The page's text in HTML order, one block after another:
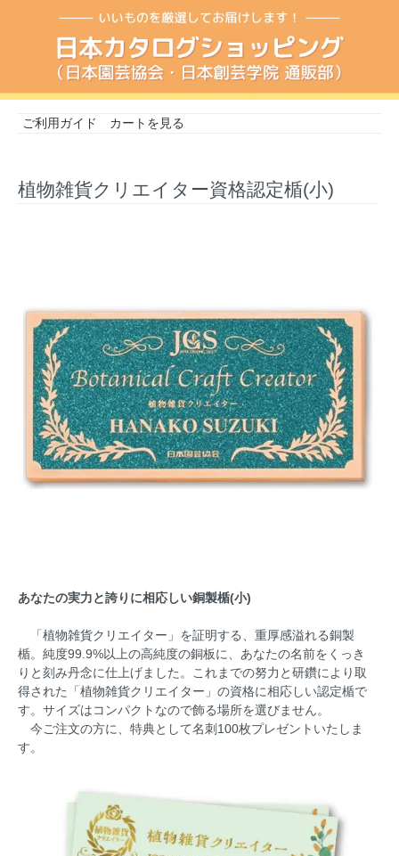
ご利用ガイド カートを見る
植物雑貨クリエイター資格認定楯(小)
あなたの実力と誇りに相応しい銅製楯(小)
「植物雑貨クリエイター」を証明する、重厚感溢れる銅製
楯。純度99.9%以上の高純度の銅板に、あなたの名前をくっき
りと刻み丹念に仕上げました。これまでの努力と研鑽により取
得された「植物雑貨クリエイター」の資格に相応しい認定楯で
す。サイズはコンパクトなので飾る場所を選びません。
今ご注文の方に、特典として名刺100枚プレゼントいたしま
す。